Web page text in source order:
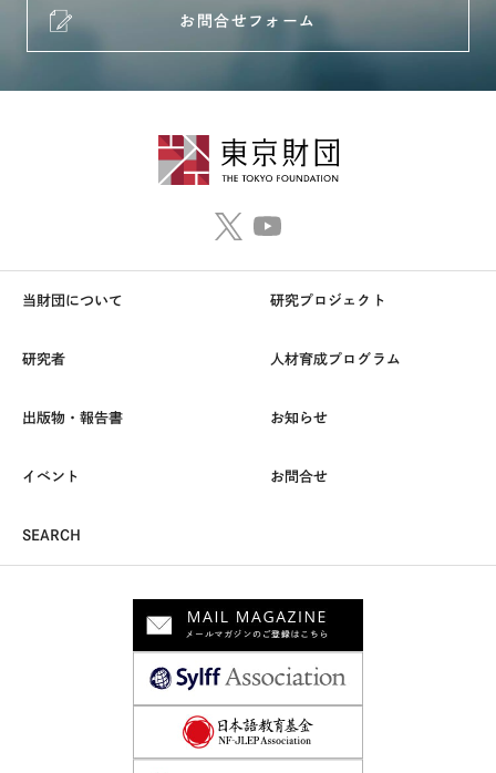
お問合せフォーム
当財団について 研究プロジェクト
研究者 人材育成プログラム
出版物・報告書 お知らせ
イベント お問合せ
SEARCH